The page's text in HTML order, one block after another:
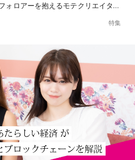
ォロアーを抱えるモテクリエイタ…
特集